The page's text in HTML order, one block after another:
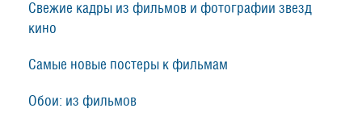
Свежие кадры из фильмов и фотографии звезд
кино
Самые новые постеры к фильмам
Обои: из фильмов